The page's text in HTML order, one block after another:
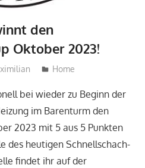
den
Oktober 2023!
Home
bei wieder zu Beginn der
im Barenturm den
2023 mit 5 aus 5 Punkten
des heutigen Schnellschach-
findet ihr auf der